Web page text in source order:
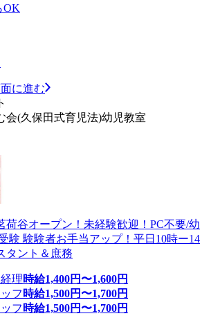
OK
に進む
会(久保田式育児法)幼児教室
荷谷オープン！未経験歓迎！PC不要/幼
験 験験者お手当アップ！平日10時ー14
タント＆庶務
理時給1,400円〜1,600円
フ 時給1,500円〜1,700円
フ 時給1,500円〜1,700円